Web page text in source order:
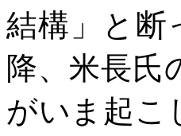
結構」と断
降、米長氏
がいま起こ